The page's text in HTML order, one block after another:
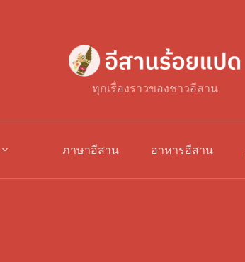
ทุกเรื่องราวของชาวอีสาน
ภาษาอีสาน อาหารอีสาน